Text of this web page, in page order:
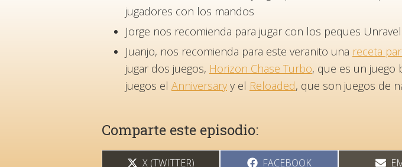
jugadores con los mandos
Jorge nos recomienda para jugar con los peques
Juanjo, nos recomienda para este veranito una receta
jugar dos juegos, Horizon Chase Turbo, que es un juego
juegos el Anniversary y el Reloaded, que son juegos de
Comparte este episodio:
COMPARTIR
X (TWITTER) COMPARTIR
FACEBOOK